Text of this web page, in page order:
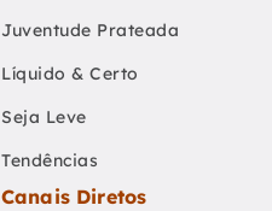
Juventude Prateada
Líquido & Certo
Seja Leve
Tendências
Canais Diretos